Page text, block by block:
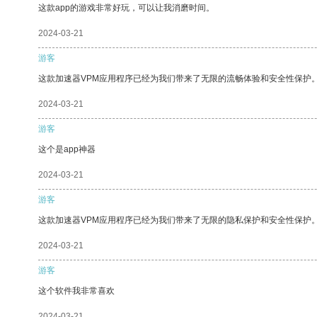
这款app的游戏非常好玩，可以让我消磨时间。
2024-03-21
游客
这款加速器VPM应用程序已经为我们带来了无限的流畅体验和安全性保护
2024-03-21
游客
这个是app神器
2024-03-21
游客
这款加速器VPM应用程序已经为我们带来了无限的隐私保护和安全性保护
2024-03-21
游客
这个软件我非常喜欢